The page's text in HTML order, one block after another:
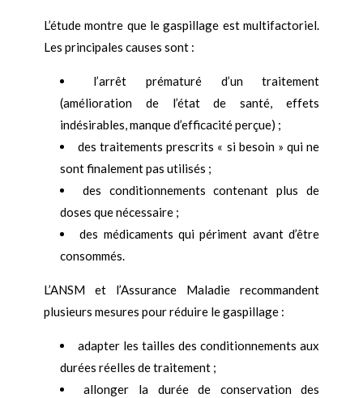
L’étude montre que le gaspillage est multifactoriel.
Les principales causes sont :
l’arrêt prématuré d’un traitement
(amélioration de l’état de santé, effets
indésirables, manque d’efficacité perçue) ;
des traitements prescrits « si besoin » qui ne
sont finalement pas utilisés ;
des conditionnements contenant plus de
doses que nécessaire ;
des médicaments qui périment avant d’être
consommés.
L’ANSM et l’Assurance Maladie recommandent
plusieurs mesures pour réduire le gaspillage :
adapter les tailles des conditionnements aux
durées réelles de traitement ;
allonger la durée de conservation des